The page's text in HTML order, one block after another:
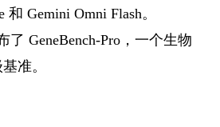
和 Gemini Omni Flash。
了 GeneBench-Pro，一个生物
准。